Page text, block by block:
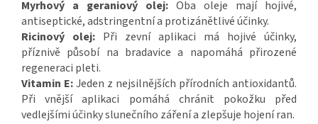
Myrhový a geraniový olej: Oba oleje mají hojivé,
antiseptické, adstringentní a protizánětlivé účinky.
Ricinový olej: Při zevní aplikaci má hojivé účinky,
příznivě působí na bradavice a napomáhá přirozené
regeneraci pleti.
Vitamin E:Jeden z nejsilnějších přírodních antioxidantů.
Při vnější aplikaci pomáhá chránit pokožku před
vedlejšími účinky slunečního záření a zlepšuje hojení ran.